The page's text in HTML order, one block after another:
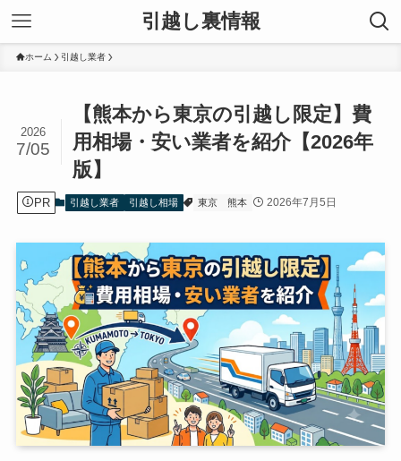
引越し裏情報
ホーム 引越し業者
【熊本から東京の引越し限定】費
用相場・安い業者を紹介【2026年
版】
2026
7/05
PR 引越し業者 引越し相場 東京 熊本 2026年7月5日